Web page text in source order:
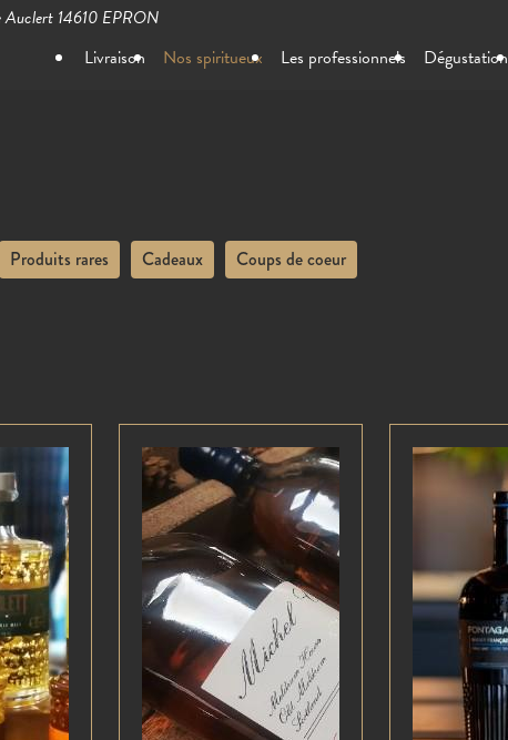
Auclert 14610 EPRON
Livraison
Nos spiritueux Les professionnels Dégustation
Produits rares Cadeaux Coups de coeur